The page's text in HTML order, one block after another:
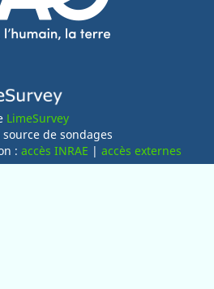
LimeSurvey
de sondages
: accès INRAE | accès externes